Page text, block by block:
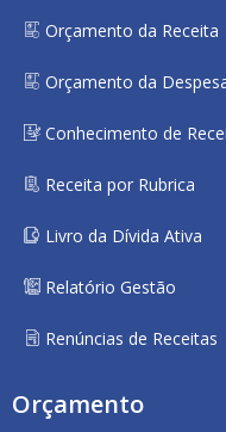
Orçamento da Receita
Orçamento da
Conhecimento de
Receita por Rubrica
Livro da Dívida Ativa
Relatório Gestão
Renúncias de Receitas
Orçamento